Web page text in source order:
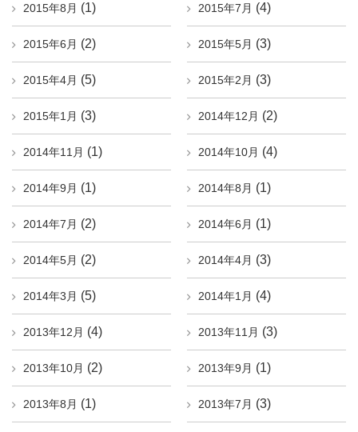
2015年8月 (1) 2015年7月 (4)
2015年6月 (2) 2015年5月 (3)
2015年4月 (5) 2015年2月 (3)
2015年1月 (3) 2014年12月 (2)
2014年11月 (1) 2014年10月 (4)
2014年9月 (1) 2014年8月 (1)
2014年7月 (2) 2014年6月 (1)
2014年5月 (2) 2014年4月 (3)
2014年3月 (5) 2014年1月 (4)
2013年12月 (4) 2013年11月 (3)
2013年10月 (2) 2013年9月 (1)
2013年8月 (1) 2013年7月 (3)